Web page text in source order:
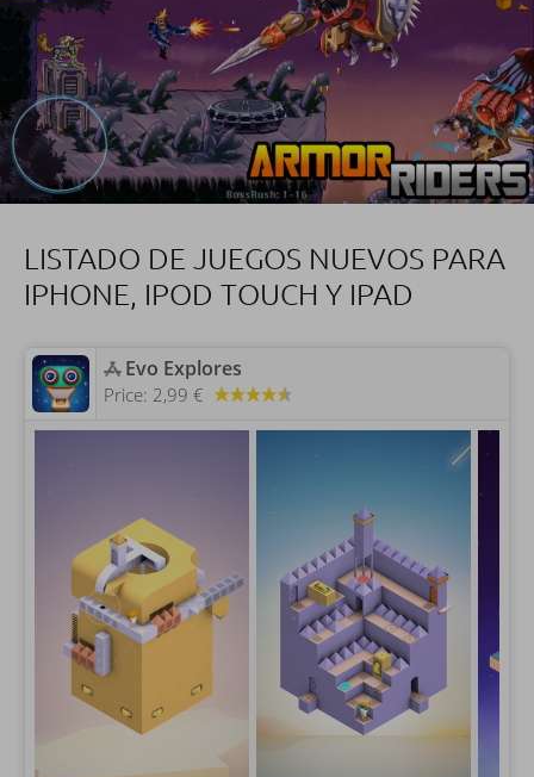
LISTADO DE JUEGOS NUEVOS PARA
IPHONE, IPOD TOUCH Y IPAD
‎Evo Explores
Price: 2,99 €